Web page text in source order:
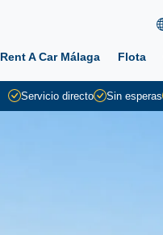
Rent A Car Málaga Flota
Servicio directo Sin esperas